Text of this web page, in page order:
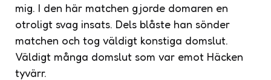
mig. I den här matchen gjorde domaren en
otroligt svag insats. Dels blåste han sönder
matchen och tog väldigt konstiga domslut.
Väldigt många domslut som var emot Häcken
tyvärr.